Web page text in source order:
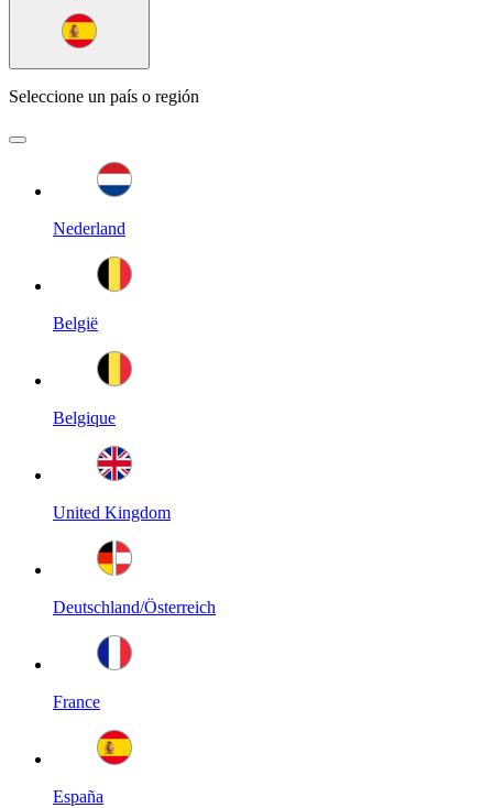
Seleccione un país o región
Nederland
België
Belgique
United Kingdom
Deutschland/Österreich
France
España